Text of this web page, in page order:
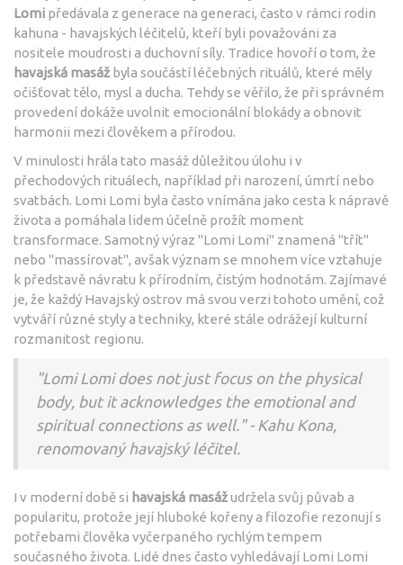
Lomi předávala z generace na generaci, často v rámci rodin
kahuna - havajských léčitelů, kteří byli považováni za
nositele moudrosti a duchovní síly. Tradice hovoří o tom, že
havajská masáž byla součástí léčebných rituálů, které měly
očišťovat tělo, mysl a ducha. Tehdy se věřilo, že při správném
provedení dokáže uvolnit emocionální blokády a obnovit
harmonii mezi člověkem a přírodou.
V minulosti hrála tato masáž důležitou úlohu i v
přechodových rituálech, například při narození, úmrtí nebo
svatbách. Lomi Lomi byla často vnímána jako cesta k nápravě
života a pomáhala lidem účelně prožít moment
transformace. Samotný výraz "Lomi Lomi" znamená "třít"
nebo "massírovat", avšak význam se mnohem více vztahuje
k představě návratu k přírodním, čistým hodnotám. Zajímavé
je, že každý Havajský ostrov má svou verzi tohoto umění, což
vytváří různé styly a techniky, které stále odrážejí kulturní
rozmanitost regionu.
"Lomi Lomi does not just focus on the physical
body, but it acknowledges the emotional and
spiritual connections as well." - Kahu Kona,
renomovaný havajský léčitel.
I v moderní době si havajská masážudržela svůj půvab a
popularitu, protože její hluboké kořeny a filozofie rezonují s
potřebami člověka vyčerpaného rychlým tempem
současného života. Lidé dnes často vyhledávají Lomi Lomi